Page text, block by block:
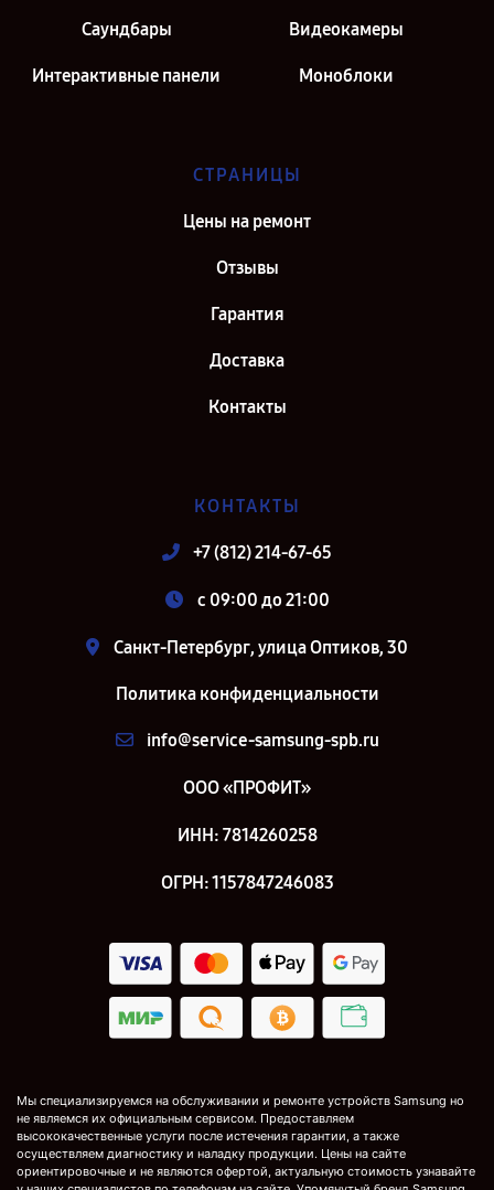
Саундбары Видеокамеры
Интерактивные панели Моноблоки
СТРАНИЦЫ
Цены на ремонт
Отзывы
Гарантия
Доставка
Контакты
КОНТАКТЫ
+7 (812) 214-67-65
c 09:00 до 21:00
Санкт-Петербург, улица Оптиков, 30
Политика конфиденциальности
info@service-samsung-spb.ru
ООО «ПРОФИТ»
ИНН: 7814260258
ОГРН: 1157847246083
Мы специализируемся на обслуживании и ремонте устройств Samsung но
не являемся их официальным сервисом. Предоставляем
высококачественные услуги после истечения гарантии, а также
осуществляем диагностику и наладку продукции. Цены на сайте
ориентировочные и не являются офертой, актуальную стоимость узнавайте